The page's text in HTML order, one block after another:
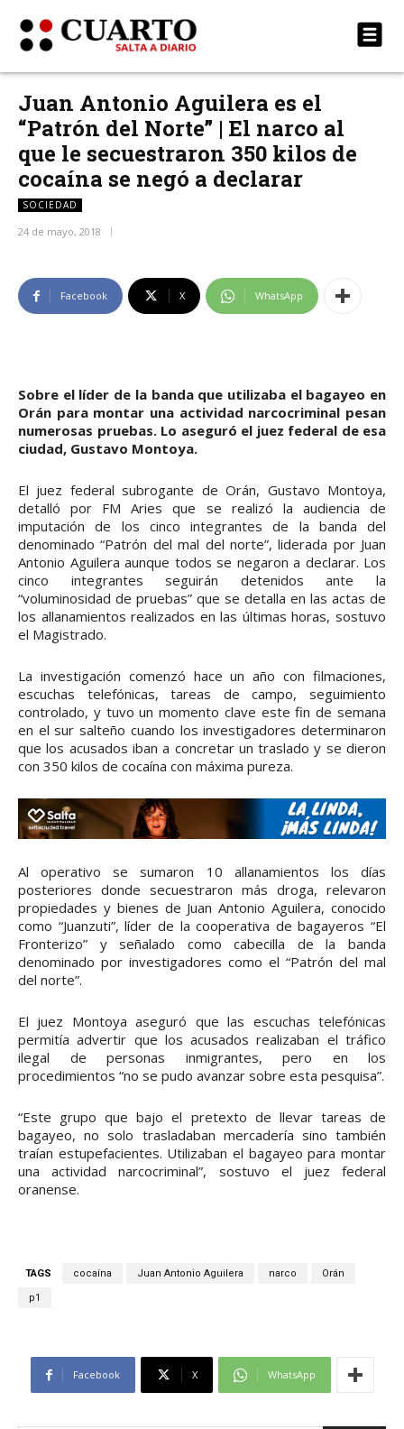
Juan Antonio Aguilera es el
“Patrón del Norte” | El narco al
que le secuestraron 350 kilos de
cocaína se negó a declarar
SOCIEDAD
24 de mayo, 2018
Facebook X WhatsApp
Sobre el líder de la banda que utilizaba el bagayeo en
Orán para montar una actividad narcocriminal pesan
numerosas pruebas. Lo aseguró el juez federal de esa
ciudad, Gustavo Montoya.
El juez federal subrogante de Orán, Gustavo Montoya,
detalló por FM Aries que se realizó la audiencia de
imputación de los cinco integrantes de la banda del
denominado “Patrón del mal del norte”, liderada por Juan
Antonio Aguilera aunque todos se negaron a declarar. Los
cinco integrantes seguirán detenidos ante la
“voluminosidad de pruebas” que se detalla en las actas de
los allanamientos realizados en las últimas horas, sostuvo
el Magistrado.
La investigación comenzó hace un año con filmaciones,
escuchas telefónicas, tareas de campo, seguimiento
controlado, y tuvo un momento clave este fin de semana
en el sur salteño cuando los investigadores determinaron
que los acusados iban a concretar un traslado y se dieron
con 350 kilos de cocaína con máxima pureza.
Al operativo se sumaron 10 allanamientos los días
posteriores donde secuestraron más droga, relevaron
propiedades y bienes de Juan Antonio Aguilera, conocido
como “Juanzuti”, líder de la cooperativa de bagayeros “El
Fronterizo” y señalado como cabecilla de la banda
denominado por investigadores como el “Patrón del mal
del norte”.
El juez Montoya aseguró que las escuchas telefónicas
permitía advertir que los acusados realizaban el tráfico
ilegal de personas inmigrantes, pero en los
procedimientos “no se pudo avanzar sobre esta pesquisa”.
“Este grupo que bajo el pretexto de llevar tareas de
bagayeo, no solo trasladaban mercadería sino también
traían estupefacientes. Utilizaban el bagayeo para montar
una actividad narcocriminal”, sostuvo el juez federal
oranense.
TAGS cocaína Juan Antonio Aguilera narco Orán
p1
Facebook X WhatsApp